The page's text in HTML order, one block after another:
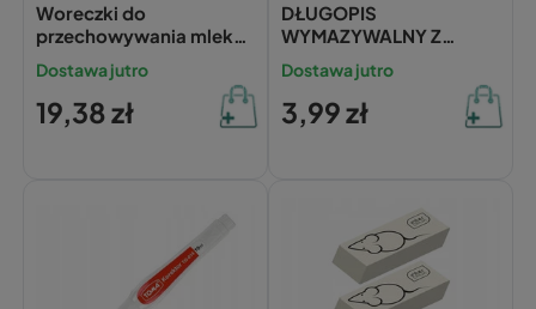
Woreczki do
przechowywania mleka
Bocioland 30 sztuk 200
ml
Dostawa jutro
19,38 zł
DŁUGOPIS
WYMAZYWALNY Z
FIGURKĄ KAPIBARA 1
SZT DWAUCKAD KIDEA
Dostawa jutro
3,99 zł